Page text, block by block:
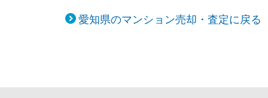
愛知県のマンション売却・査定に戻る